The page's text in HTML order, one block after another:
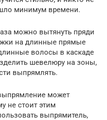
минимум времени.
можно вытянуть пряди
на длинные прямые
волосы в каскаде
шевелюру на зоны,
выпрямлять.
может
не стоит этим
выпрямитель,